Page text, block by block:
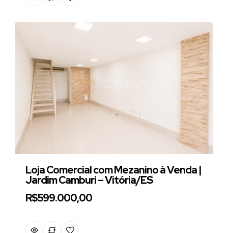
Loja Comercial com Mezanino à Venda |
Jardim Camburi – Vitória/ES
R$599.000,00